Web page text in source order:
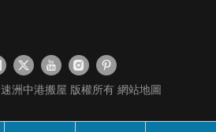
速洲中港搬屋 版權所有 網站地圖